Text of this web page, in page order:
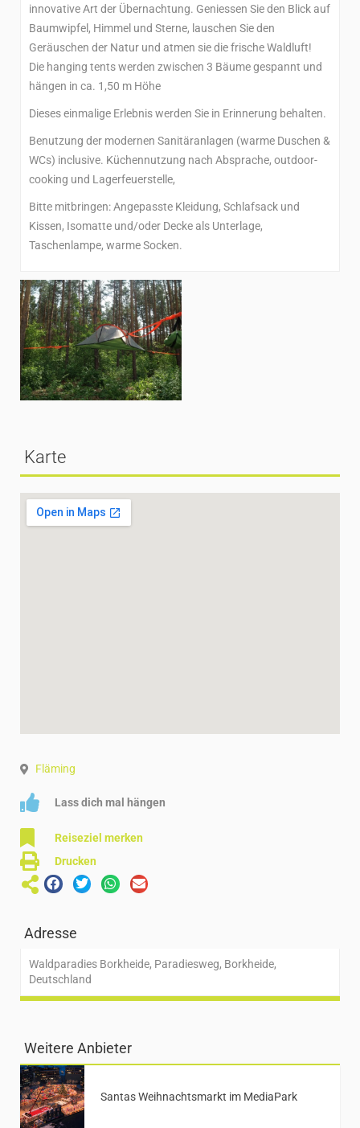
innovative Art der Übernachtung. Geniessen Sie den Blick auf
Baumwipfel, Himmel und Sterne, lauschen Sie den
Geräuschen der Natur und atmen sie die frische Waldluft!
Die hanging tents werden zwischen 3 Bäume gespannt und
hängen in ca. 1,50 m Höhe
Dieses einmalige Erlebnis werden Sie in Erinnerung behalten.
Benutzung der modernen Sanitäranlagen (warme Duschen &
WCs) inclusive. Küchennutzung nach Absprache, outdoor-
cooking und Lagerfeuerstelle,
Bitte mitbringen: Angepasste Kleidung, Schlafsack und
Kissen, Isomatte und/oder Decke als Unterlage,
Taschenlampe, warme Socken.
Karte
Fläming
Lass dich mal hängen
Reiseziel merken
Drucken
Adresse
Waldparadies Borkheide, Paradiesweg, Borkheide,
Deutschland
Weitere Anbieter
Santas Weihnachtsmarkt im MediaPark